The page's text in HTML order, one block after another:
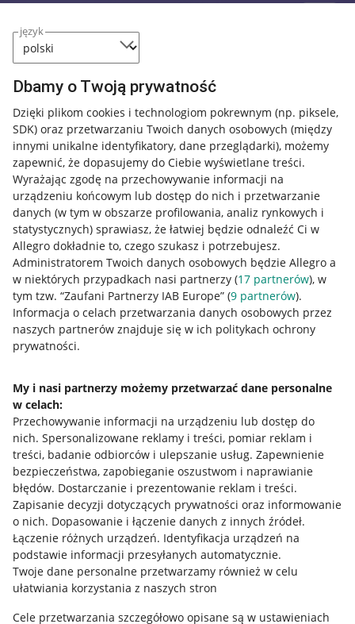
język
Dbamy o Twoją prywatność
Dzięki plikom cookies i technologiom pokrewnym (np. piksele,
SDK) oraz przetwarzaniu Twoich danych osobowych (między
innymi unikalne identyfikatory, dane przeglądarki), możemy
zapewnić, że dopasujemy do Ciebie wyświetlane treści.
Wyrażając zgodę na przechowywanie informacji na
urządzeniu końcowym lub dostęp do nich i przetwarzanie
danych (w tym w obszarze profilowania, analiz rynkowych i
statystycznych) sprawiasz, że łatwiej będzie odnaleźć Ci w
Allegro dokładnie to, czego szukasz i potrzebujesz.
Administratorem Twoich danych osobowych będzie Allegro a
w niektórych przypadkach nasi partnerzy (17 partnerów), w
tym tzw. “Zaufani Partnerzy IAB Europe” (9 partnerów).
Informacja o celach przetwarzania danych osobowych przez
naszych partnerów znajduje się w ich politykach ochrony
prywatności.
My i nasi partnerzy możemy przetwarzać dane personalne
w celach:
Przechowywanie informacji na urządzeniu lub dostęp do
nich. Spersonalizowane reklamy i treści, pomiar reklam i
treści, badanie odbiorców i ulepszanie usług. Zapewnienie
bezpieczeństwa, zapobieganie oszustwom i naprawianie
błędów. Dostarczanie i prezentowanie reklam i treści.
Zapisanie decyzji dotyczących prywatności oraz informowanie
o nich. Dopasowanie i łączenie danych z innych źródeł.
Łączenie różnych urządzeń. Identyfikacja urządzeń na
podstawie informacji przesyłanych automatycznie.
Twoje dane personalne przetwarzamy również w celu
ułatwiania korzystania z naszych stron
Cele przetwarzania szczegółowo opisane są w ustawieniach
Przydatne informacje
Jak to działa
Allegro Gadane dla sprzedających
Allegro Gadane dla kupujących
Mapa miejscowości
Informacje prawne
Regulamin
Polityka plików "cookies"
Ustawienia plików "cookies"
Udostępnianie lokalizacji